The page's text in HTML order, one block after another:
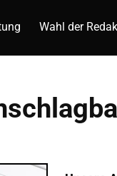
Wahl der